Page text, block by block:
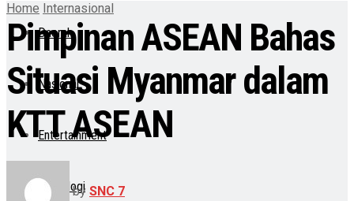
Daerah
Nasional
Entertainment
Teknologi
Home Internasional
Pimpinan ASEAN Bahas
Situasi Myanmar dalam
KTT ASEAN
by SNC 7